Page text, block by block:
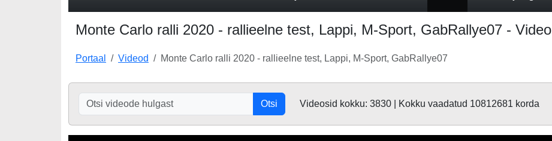
Monte Carlo ralli 2020 - rallieelne test, Lappi, M-Sport, GabRallye07 - Video
Portaal Videod Monte Carlo ralli 2020 - rallieelne test, Lappi, M-Sport, GabRallye07
Otsi Videosid kokku: 3830 | Kokku vaadatud 10812681 korda